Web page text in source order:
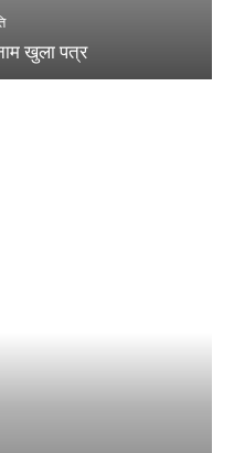
खुला पत्र